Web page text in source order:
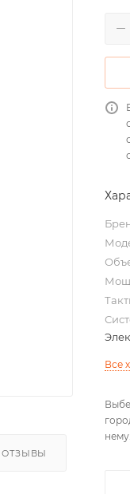
ОТЗЫВЫ
Все
нему.